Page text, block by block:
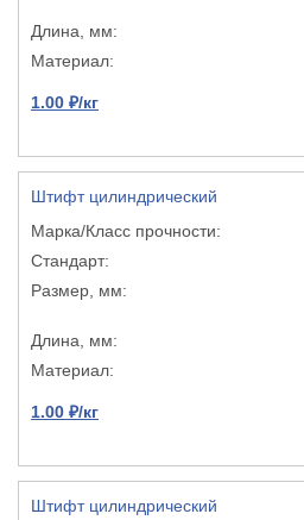
1.00 ₽/кг
Штифт цилиндрический
1.00 ₽/кг
Штифт цилиндрический